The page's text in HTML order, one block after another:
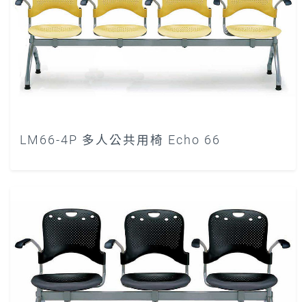
LM66-4P 多人公共用椅 Echo 66